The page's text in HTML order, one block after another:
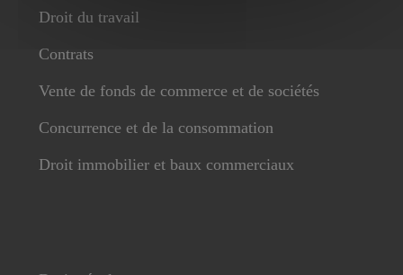
Droit du travail
Contrats
Vente de fonds de commerce et de sociétés
Concurrence et de la consommation
Droit immobilier et baux commerciaux